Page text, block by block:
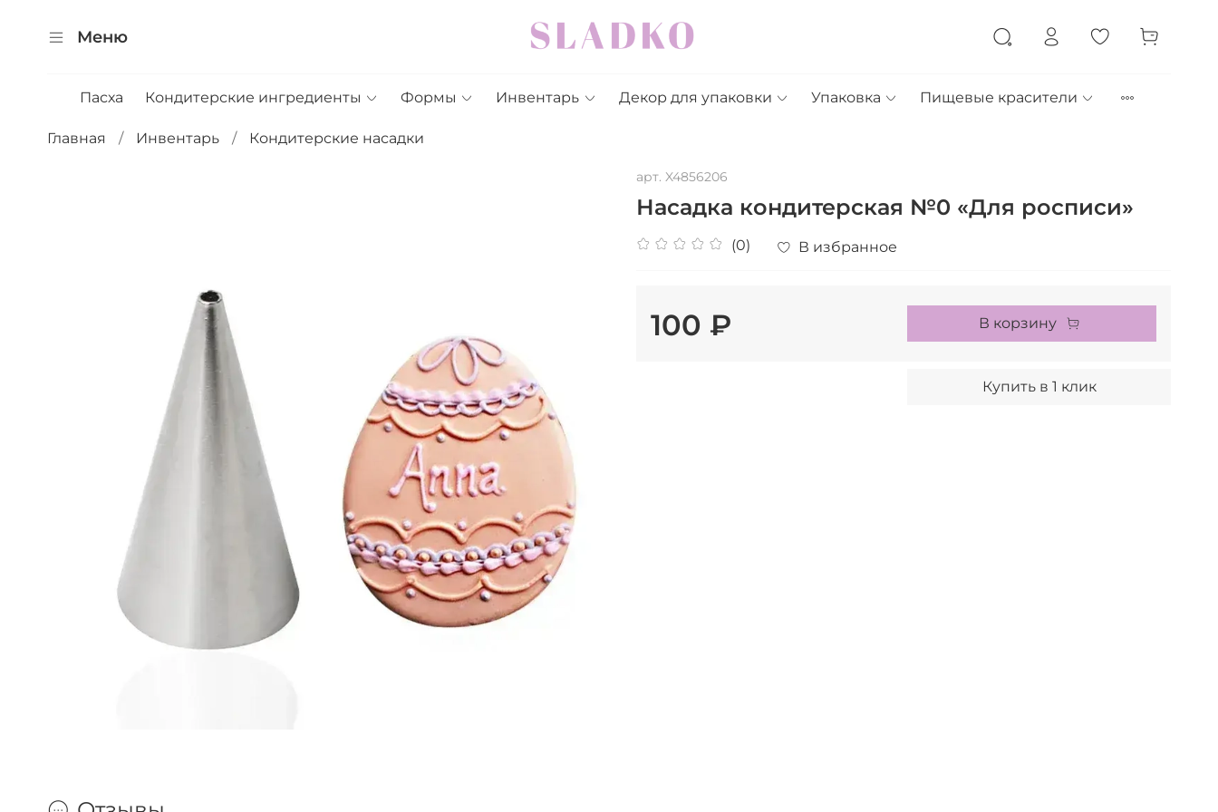
Меню
Пасха Кондитерские ингредиенты Формы Инвентарь Декор для упаковки Упаковка Пищевые красители
Главная Инвентарь Кондитерские насадки
арт. X4856206
Насадка кондитерская №0 «Для росписи»
(0) В избранное
100 ₽ В корзину
Купить в 1 клик